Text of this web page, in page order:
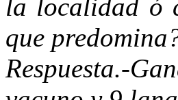
la localidad ó
que
Respuesta.-